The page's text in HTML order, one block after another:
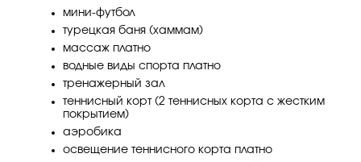
мини-футбол
турецкая баня (хаммам)
массаж платно
водные виды спорта платно
тренажерный зал
теннисный корт (2 теннисных корта с жестким
покрытием)
аэробика
освещение теннисного корта платно